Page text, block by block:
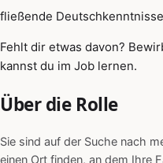
fließende Deutschkenntnisse
Fehlt dir etwas davon?
kannst du im Job lernen.
Über die Rolle
Sie sind auf der Suche nach
einen Ort finden, an dem Ihre